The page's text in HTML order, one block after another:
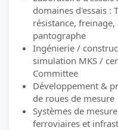
domaines d'essais :
résistance,
pantographe
Ingénierie /
simulation MKS /
Committee
Développement &
de roues de mesure
Systèmes de
ferroviaires et